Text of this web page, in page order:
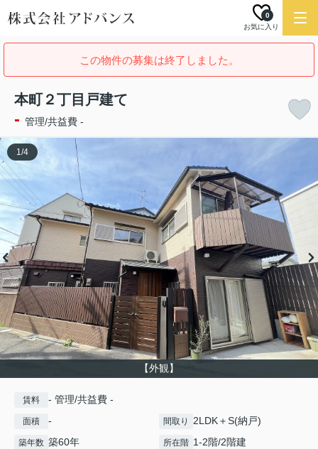
お気に入り
0
この物件の募集は終了しました。
本町２丁目戸建て
- 管理/共益費 -
【外観】
1/4
賃料 - 管理/共益費 -
面積 - 間取り 2LDK＋S(納戸)
築年数 築60年 所在階 1-2階/2階建